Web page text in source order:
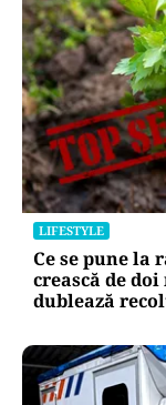
LIFESTYLE
Ce se pune la
crească de
dublează